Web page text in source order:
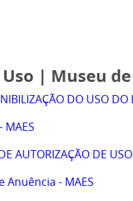
| Museu
DO USO DO
MAES
AUTORIZAÇÃO DE
Anuência - MAES